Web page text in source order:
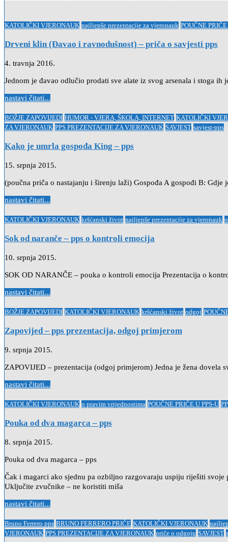
Posted
KATOLIČKI VJERONAUK najljepše prezentacije za vjeronauk POUČNE
Drveni klin (Đavao i ravnodušnost) – priča o savjesti pps
4. travnja 2016.
Jednom je đavao odlučio prodati sve alate iz svog arsenala i stoga
nastavi čitati...
Posted
in
BOŽJE ZAPOVIJEDI HUMOR - VJERA, ŠKOLA, INTERNET KATOLIČKI
ZA VJERONAUK PPS PREZENTACIJE ZA VJERONAUK SAVJEST savjest-pps
Kako je umrla gospođa King – pps
15. srpnja 2015.
(poučna priča o nastajanju i širenju laži) Gospođa A gospođi B:
nastavi čitati...
Posted
KATOLIČKI VJERONAUK kršćanski život najljepše prezentacije za vjeronauk
Sok od naranče – pps o kontroli emocija
10. srpnja 2015.
SOK OD NARANČE – pouka o kontroli emocija Prezentacija o
nastavi čitati...
Posted
BOŽJE ZAPOVIJEDI KATOLIČKI VJERONAUK kršćanski život odgoj
Zapovijed – pps prezentacija, odgoj primjerom
9. srpnja 2015.
ZAPOVIJED – prezentacija (odgoj primjerom) Jedna je žena
nastavi čitati...
Posted
KATOLIČKI VJERONAUK o pravim vrijednostima POUČNE PRIČE U PPS-U
Pouka od dva magarca – pps
8. srpnja 2015.
Pouka od dva magarca – pps
Čak i magarci ako sjednu pa ozbiljno razgovaraju uspiju riješiti svoje
Uključite zvučnike – ne koristiti miša
nastavi čitati...
Posted
in
Bruno Ferrero pps BRUNO FERRERO PRIČE KATOLIČKI VJERONAUK
VJERONAUK PPS PREZENTACIJE ZA VJERONAUK priče o odgoju SAVJEST